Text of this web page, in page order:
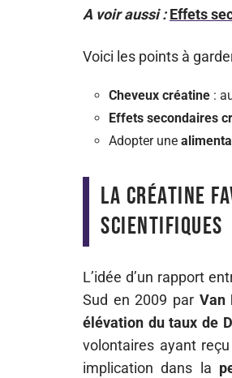
A voir aussi : Effets
Voici les points à
Cheveux créatine :
Effets secondaires
Adopter une
La créatine
scientifiques
L’idée d’un rapport
Sud en 2009 par Van
élévation du taux de
volontaires ayant
implication dans la